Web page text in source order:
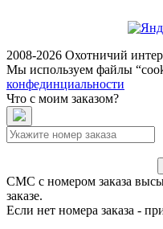
2008-2026 Охотничий
Мы используем файлы
конфединциальности
Что с моим заказом?
СМС с номером заказа
заказе.
Если нет номера заказа -